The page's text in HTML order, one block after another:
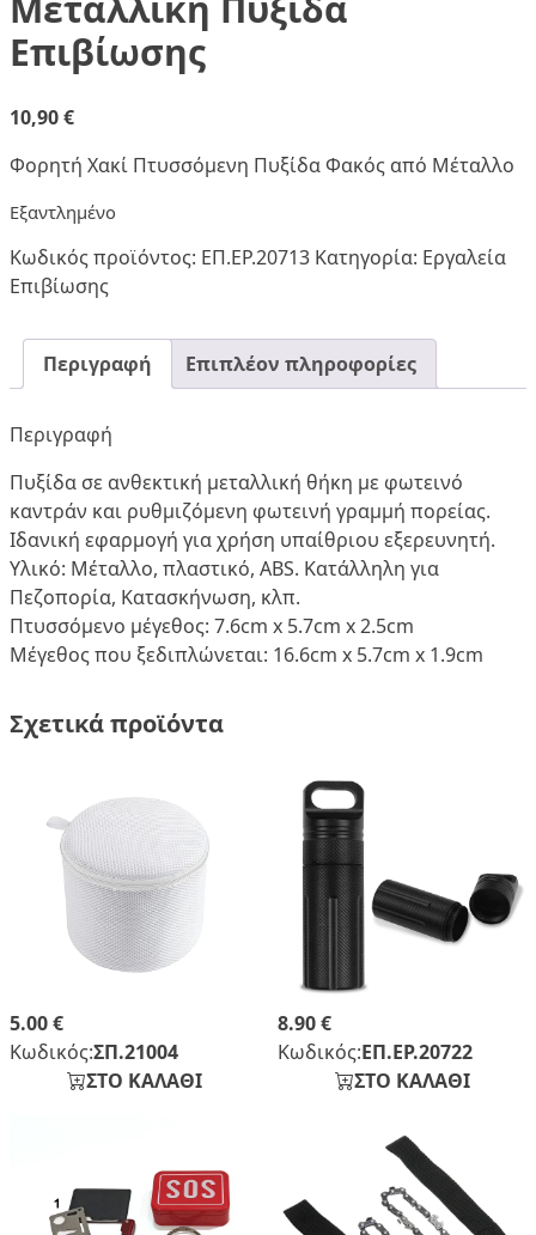
Επιβίωσης
10,90€
Φορητή Χακί Πτυσσόμενη Πυξίδα Φακός από Μέταλλο
Εξαντλημένο
Κωδικός προϊόντος: ΕΠ.ΕΡ.20713 Κατηγορία: Εργαλεία
Επιβίωσης
Περιγραφή Επιπλέον πληροφορίες
Περιγραφή
Πυξίδα σε ανθεκτική μεταλλική θήκη με φωτεινό
καντράν και ρυθμιζόμενη φωτεινή γραμμή πορείας.
Ιδανική εφαρμογή για χρήση υπαίθριου εξερευνητή.
Υλικό: Μέταλλο, πλαστικό, ABS. Κατάλληλη για
Πεζοπορία, Κατασκήνωση, κλπ.
Πτυσσόμενο μέγεθος: 7.6cm x 5.7cm x 2.5cm
Μέγεθος που ξεδιπλώνεται: 16.6cm x 5.7cm x 1.9cm
Σχετικά προϊόντα
5.00 €
Κωδικός:ΣΠ.21004
ΣΤΟ ΚΑΛΑΘΙ
8.90 €
Κωδικός:ΕΠ.ΕΡ.20722
ΣΤΟ ΚΑΛΑΘΙ